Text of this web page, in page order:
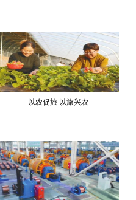
以农促旅 以旅兴农